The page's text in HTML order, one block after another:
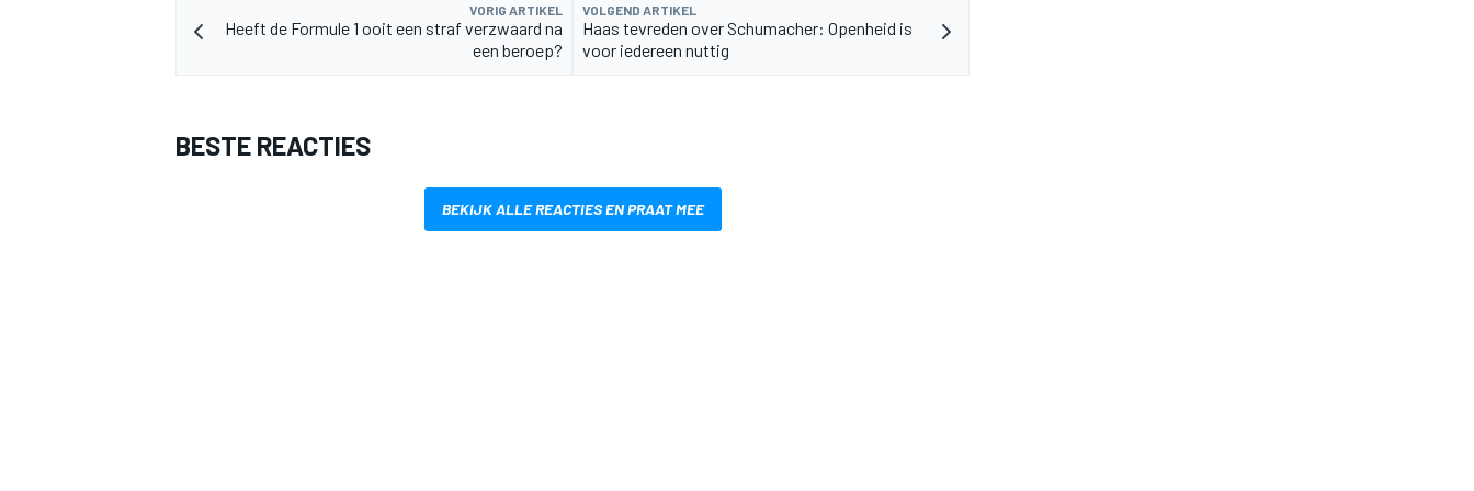
VORIG ARTIKEL
Heeft de Formule 1 ooit een straf verzwaard na
een beroep?
VOLGEND ARTIKEL
Haas tevreden over Schumacher: Openheid is
voor iedereen nuttig
BESTE REACTIES
BEKIJK ALLE REACTIES EN PRAAT MEE